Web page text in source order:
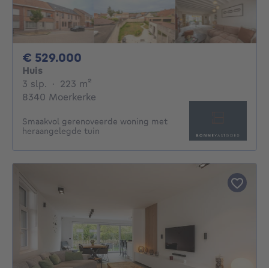
€ 529.000
Huis
3 slp. 3 slaapkamers
· 223 m²
8340 Moerkerke
Smaakvol gerenoveerde woning met
heraangelegde tuin